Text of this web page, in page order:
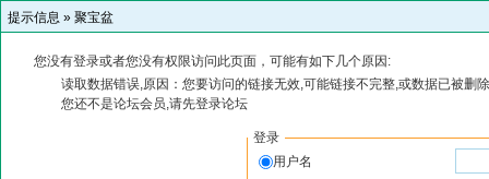
提示信息 » 聚宝盆
您没有登录或者您没有权限访问此页面，可能有如下几个原因:
读取数据错误,原因：您要访问的链接无效,可能链接不完整,或数据已被删
您还不是论坛会员,请先登录论坛
登录
用户名